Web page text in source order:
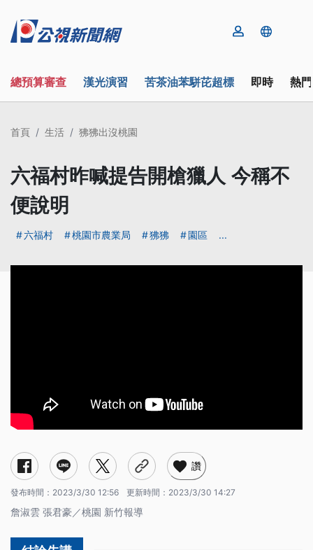
總預算審查 漢光演習 苦茶油苯駢芘超標 即時 熱
首頁 生活 狒狒出沒桃園
六福村昨喊提告開槍獵人 今稱不
便說明
六福村 桃園市農業局 狒狒 園區 ...
讚
發布時間： 2023/3/30 12:56 更新時間： 2023/3/30 14:27
詹淑雲 張君豪／桃園 新竹報導